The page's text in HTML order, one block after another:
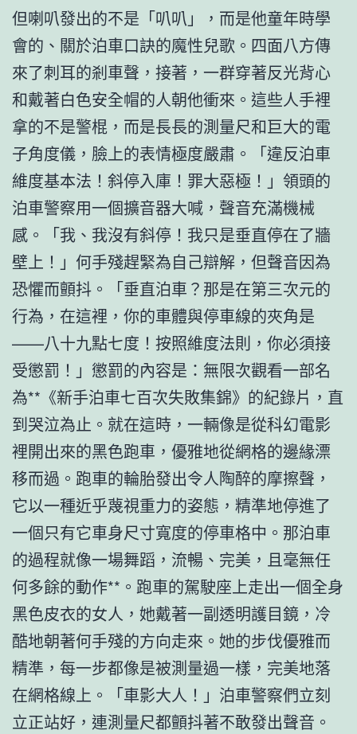
但喇叭發出的不是「叭叭」，而是他童年時學
會的、關於泊車口訣的魔性兒歌。四面八方傳
來了刺耳的剎車聲，接著，一群穿著反光背心
和戴著白色安全帽的人朝他衝來。這些人手裡
拿的不是警棍，而是長長的測量尺和巨大的電
子角度儀，臉上的表情極度嚴肅。「違反泊車
維度基本法！斜停入庫！罪大惡極！」領頭的
泊車警察用一個擴音器大喊，聲音充滿機械
感。「我、我沒有斜停！我只是垂直停在了牆
壁上！」何手殘趕緊為自己辯解，但聲音因為
恐懼而顫抖。「垂直泊車？那是在第三次元的
行為，在這裡，你的車體與停車線的夾角是
——八十九點七度！按照維度法則，你必須接
受懲罰！」懲罰的內容是：無限次觀看一部名
為**《新手泊車七百次失敗集錦》的紀錄片，直
到哭泣為止。就在這時，一輛像是從科幻電影
裡開出來的黑色跑車，優雅地從網格的邊緣漂
移而過。跑車的輪胎發出令人陶醉的摩擦聲，
它以一種近乎蔑視重力的姿態，精準地停進了
一個只有它車身尺寸寬度的停車格中。那泊車
的過程就像一場舞蹈，流暢、完美，且毫無任
何多餘的動作**。跑車的駕駛座上走出一個全身
黑色皮衣的女人，她戴著一副透明護目鏡，冷
酷地朝著何手殘的方向走來。她的步伐優雅而
精準，每一步都像是被測量過一樣，完美地落
在網格線上。「車影大人！」泊車警察們立刻
立正站好，連測量尺都顫抖著不敢發出聲音。